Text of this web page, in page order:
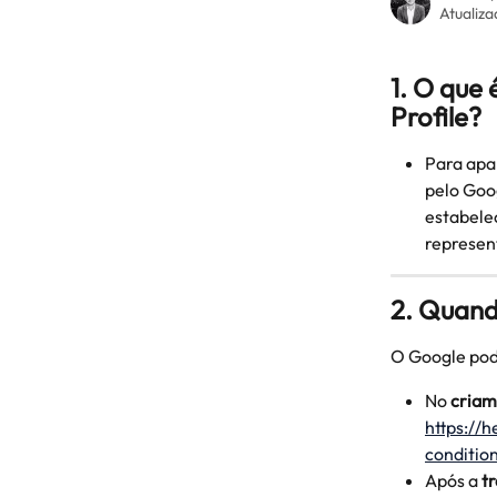
1. O
Profile?
Para
pelo
2.
O Google
No
https://
Após a